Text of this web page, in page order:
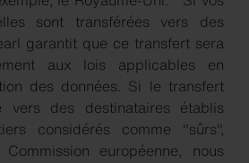
sont transférées vers des
garantit que ce transfert sera
aux lois applicables en
des données. Si le transfert
vers des destinataires établis
considérés comme "sûrs",
européenne, nous